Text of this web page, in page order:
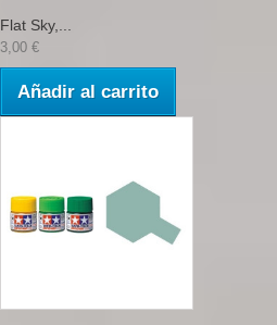
Flat Sky,...
3,00 €
Añadir al carrito